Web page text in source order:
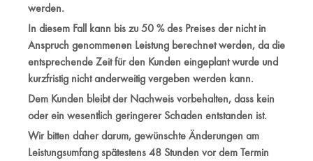
werden.
In diesem Fall kann bis zu 50 % des Preises der nicht in
Anspruch genommenen Leistung berechnet werden, da die
entsprechende Zeit für den Kunden eingeplant wurde und
kurzfristig nicht anderweitig vergeben werden kann.
Dem Kunden bleibt der Nachweis vorbehalten, dass kein
oder ein wesentlich geringerer Schaden entstanden ist.
Wir bitten daher darum, gewünschte Änderungen am
Leistungsumfang spätestens 48 Stunden vor dem Termin